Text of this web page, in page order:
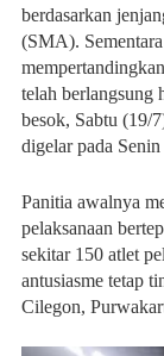
berdasarkan
(SMA).
telah berlangsung
besok, Sabtu (19/
digelar pada
Panitia awalnya
pelaksanaan
sekitar 150 atlet
antusiasme tetap
Cilegon,